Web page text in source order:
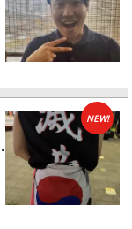
NEW!